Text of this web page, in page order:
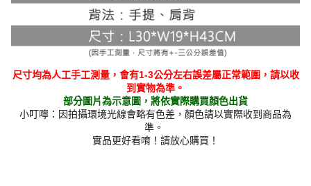
尺寸均為人工手工測量，會有1-3公分左右誤差屬正常範圍，請以收
到實物為準。
部分圖片為示意圖，將依實際購買顏色出貨
小叮嚀：因拍攝環境光線會略有色差，顏色請以實際收到商品為
準。
實品更好看唷！請放心購買！